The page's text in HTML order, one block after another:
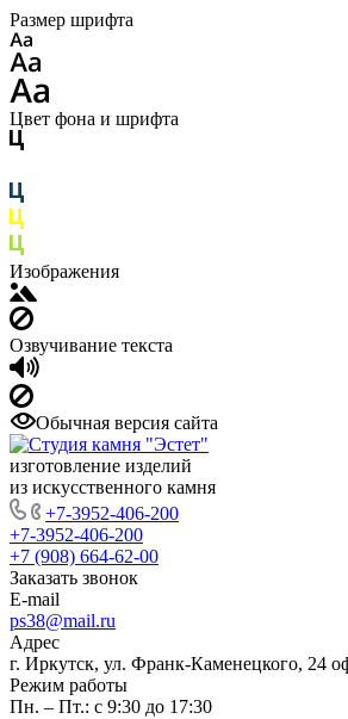
Размер шрифта
Цвет фона и шрифта
Изображения
Озвучивание текста
Обычная версия сайта
изготовление изделий
из искусственного камня
+7-3952-406-200
+7-3952-406-200
+7 (908) 664-62-00
Заказать звонок
E-mail
ps38@mail.ru
Адрес
г. Иркутск, ул. Франк-Каменецкого, 24
Режим работы
Пн. – Пт.: с 9:30 до 17:30